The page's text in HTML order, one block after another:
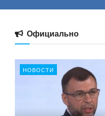
Официально
НОВОСТИ